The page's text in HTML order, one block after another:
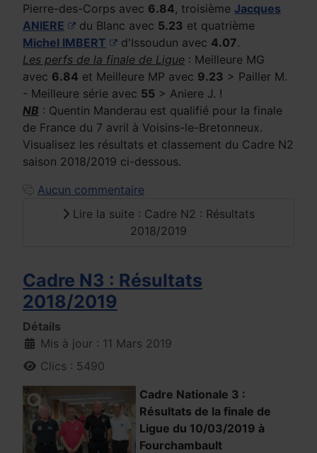
Pierre-des-Corps avec 6.84, troisième Jacques
ANIERE
du Blanc avec 5.23 et quatrième
Michel IMBERT
d'Issoudun avec 4.07.
Les perfs de la finale de Ligue : Meilleure MG
avec 6.84 et Meilleure MP avec 9.23 > Pailler M.
- Meilleure série avec 55 > Aniere J. !
NB : Quentin Manderau est qualifié pour la finale
de France du 7 avril à Voisins-le-Bretonneux.
Visualisez les résultats et classement du Cadre N2
saison 2018/2019 ci-dessous.
Aucun commentaire
Lire la suite : Cadre N2 : Résultats
2018/2019
Cadre N3 : Résultats
2018/2019
Détails
Mis à jour : 11 Mars 2019
Clics : 5490
Cadre Nationale 3 :
Résultats de la finale de
Ligue du 10/03/2019 à
Fourchambault